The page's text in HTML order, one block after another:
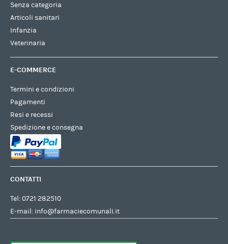
Senza categoria
Articoli sanitari
Infanzia
Veterinaria
E-COMMERCE
Termini e condizioni
Pagamenti
Resi e recessi
Spedizione e consegna
CONTATTI
Tel:0721 282510
E-mail: info@farmaciecomunali.it